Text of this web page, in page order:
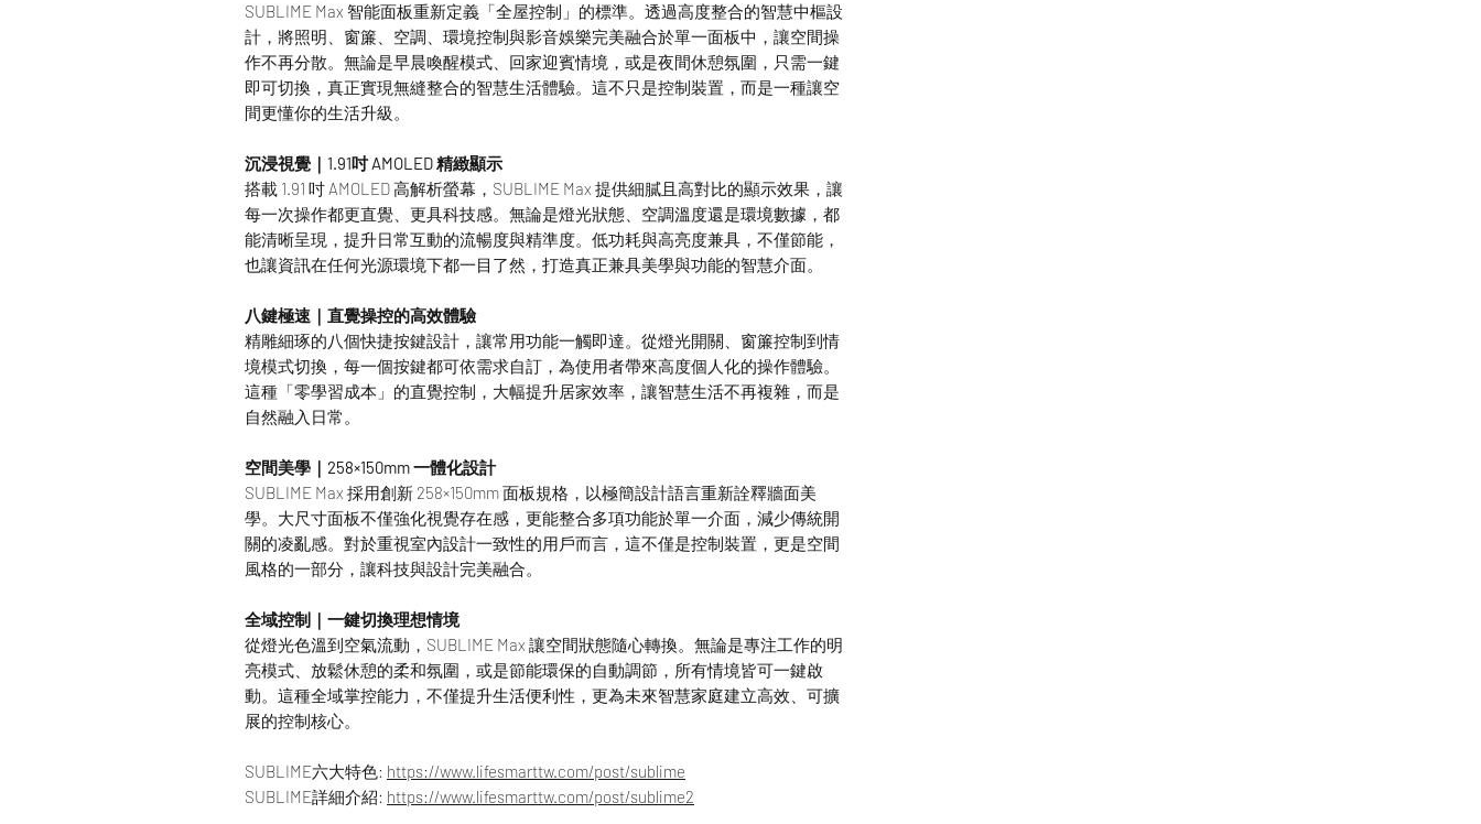
SUBLIME Max 智能面板重新定義「全屋控制」的標準。透過高度整合的智慧中樞設
計，將照明、窗簾、空調、環境控制與影音娛樂完美融合於單一面板中，讓空間操
作不再分散。無論是早晨喚醒模式、回家迎賓情境，或是夜間休憩氛圍，只需一鍵
即可切換，真正實現無縫整合的智慧生活體驗。這不只是控制裝置，而是一種讓空
間更懂你的生活升級。
沉浸視覺｜1.91吋 AMOLED 精緻顯示
搭載 1.91 吋 AMOLED 高解析螢幕，SUBLIME Max 提供細膩且高對比的顯示效果，讓
每一次操作都更直覺、更具科技感。無論是燈光狀態、空調溫度還是環境數據，都
能清晰呈現，提升日常互動的流暢度與精準度。低功耗與高亮度兼具，不僅節能，
也讓資訊在任何光源環境下都一目了然，打造真正兼具美學與功能的智慧介面。
八鍵極速｜直覺操控的高效體驗
精雕細琢的八個快捷按鍵設計，讓常用功能一觸即達。從燈光開關、窗簾控制到情
境模式切換，每一個按鍵都可依需求自訂，為使用者帶來高度個人化的操作體驗。
這種「零學習成本」的直覺控制，大幅提升居家效率，讓智慧生活不再複雜，而是
自然融入日常。
空間美學｜258×150mm 一體化設計
SUBLIME Max 採用創新 258×150mm 面板規格，以極簡設計語言重新詮釋牆面美
學。大尺寸面板不僅強化視覺存在感，更能整合多項功能於單一介面，減少傳統開
關的凌亂感。對於重視室內設計一致性的用戶而言，這不僅是控制裝置，更是空間
風格的一部分，讓科技與設計完美融合。
全域控制｜一鍵切換理想情境
從燈光色溫到空氣流動，SUBLIME Max 讓空間狀態隨心轉換。無論是專注工作的明
亮模式、放鬆休憩的柔和氛圍，或是節能環保的自動調節，所有情境皆可一鍵啟
動。這種全域掌控能力，不僅提升生活便利性，更為未來智慧家庭建立高效、可擴
展的控制核心。
SUBLIME六大特色: https://www.lifesmarttw.com/post/sublime
SUBLIME詳細介紹: https://www.lifesmarttw.com/post/sublime2